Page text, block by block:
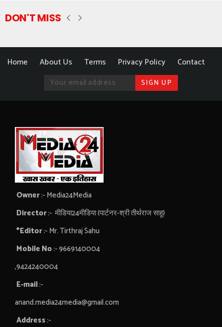
DON'T MISS
Home About Us Terms Privacy Policy Contact
Owner:- Media24Media
Director:- मीडिया24मीडिया (पार्टनर-श्री तीर्थराज साहू)
*Editor:- Mr. Tirthraj Sahu
Mobile No:- 9669140004
,9424240004
E-mail:-
anand.media24media@gmail.com
Address:-